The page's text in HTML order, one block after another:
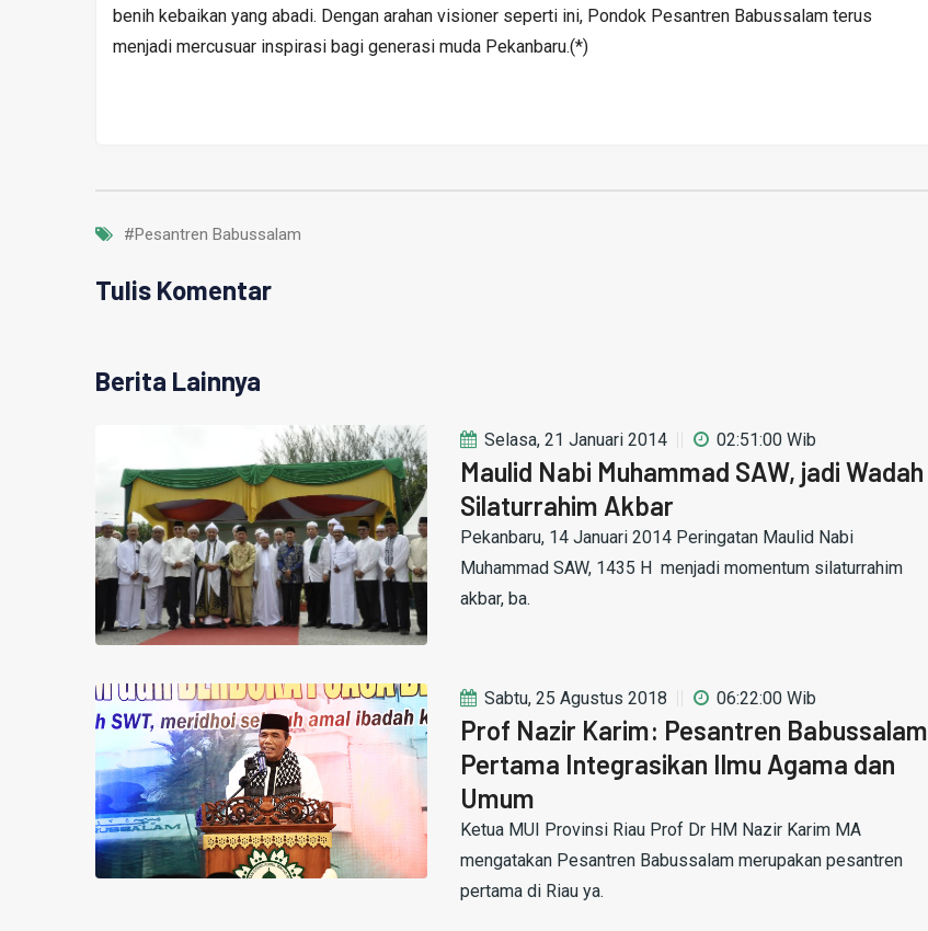
benih kebaikan yang abadi. Dengan arahan visioner seperti ini, Pondok Pesantren Babussalam terus
menjadi mercusuar inspirasi bagi generasi muda Pekanbaru.(*)
#Pesantren Babussalam
Tulis Komentar
Berita Lainnya
Selasa, 21 Januari 2014 02:51:00 Wib
Maulid Nabi Muhammad SAW, jadi Wadah
Silaturrahim Akbar
Pekanbaru, 14 Januari 2014 Peringatan Maulid Nabi
Muhammad SAW, 1435 H menjadi momentum silaturrahim
akbar, ba.
Sabtu, 25 Agustus 2018 06:22:00 Wib
Prof Nazir Karim: Pesantren Babussalam
Pertama Integrasikan Ilmu Agama dan
Umum
Ketua MUI Provinsi Riau Prof Dr HM Nazir Karim MA
mengatakan Pesantren Babussalam merupakan pesantren
pertama di Riau ya.